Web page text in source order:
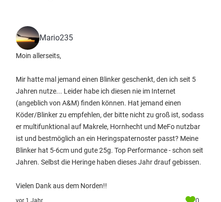
Mario235
Moin allerseits,
Mir hatte mal jemand einen Blinker geschenkt, den ich seit 5
Jahren nutze... Leider habe ich diesen nie im Internet
(angeblich von A&M) finden können. Hat jemand einen
Köder/Blinker zu empfehlen, der bitte nicht zu groß ist, sodass
er multifunktional auf Makrele, Hornhecht und MeFo nutzbar
ist und bestmöglich an ein Heringspaternoster passt? Meine
Blinker hat 5-6cm und gute 25g. Top Performance - schon seit
Jahren. Selbst die Heringe haben dieses Jahr drauf gebissen.
Vielen Dank aus dem Norden!!
vor 1 Jahr